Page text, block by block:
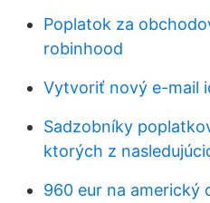
Poplatok za
robinhood
Vytvoriť nový e-mail
Sadzobníky
ktorých z
960 eur na americký